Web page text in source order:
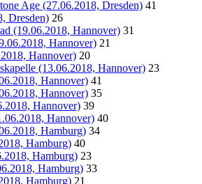
Age (27.06.2018, Dresden) 41
Dresden) 26
(19.06.2018, Hannover) 31
Hannover) 21
Hannover) 20
(13.06.2018, Hannover) 23
Hannover) 41
Hannover) 35
Hannover) 39
Hannover) 40
Hamburg) 34
Hamburg) 40
Hamburg) 23
Hamburg) 33
Hamburg) 21